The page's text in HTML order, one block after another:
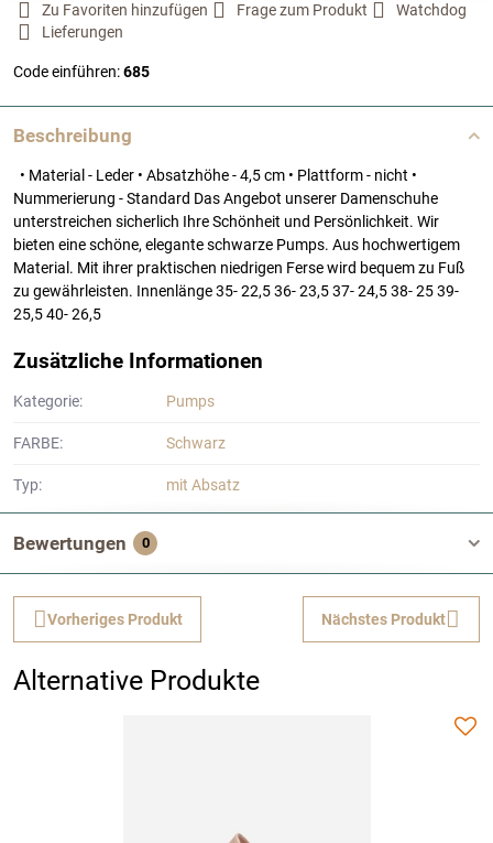
Zu Favoriten hinzufügen Frage zum Produkt
Watchdog
Lieferungen
Code einführen:685
Beschreibung
• Material - Leder • Absatzhöhe - 4,5 cm • Plattform - nicht •
Nummerierung - Standard Das Angebot unserer Damenschuhe
unterstreichen sicherlich Ihre Schönheit und Persönlichkeit. Wir
bieten eine schöne, elegante schwarze Pumps. Aus hochwertigem
Material. Mit ihrer praktischen niedrigen Ferse wird bequem zu Fuß
zu gewährleisten. Innenlänge 35- 22,5 36- 23,5 37- 24,5 38- 25 39-
25,5 40- 26,5
Zusätzliche Informationen
Kategorie: Pumps
FARBE: Schwarz
Typ: mit Absatz
Bewertungen 0
Vorheriges Produkt Nächstes Produkt
Alternative Produkte